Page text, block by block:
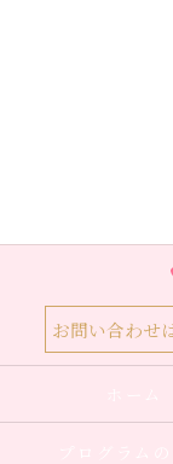
お問い合わせ